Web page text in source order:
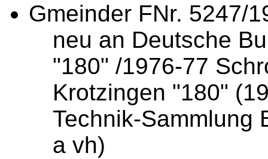
Gmeinder FNr. 5247/
neu an Deutsche
"180" /1976-77
Krotzingen "180"
Technik-Sammlung
a vh)